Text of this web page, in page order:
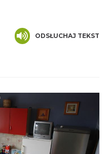
ODSŁUCHAJ TEKST